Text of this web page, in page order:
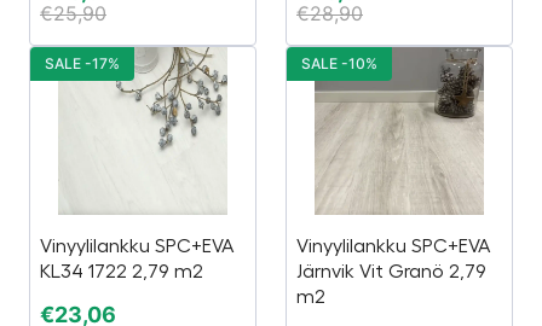
€25,90 €28,90
Vinyylilankku SPC+EVA
KL34 1722 2,79 m2
€23,06
SALE -17%
Vinyylilankku SPC+EVA
Järnvik Vit Granö 2,79
m2
SALE -10%